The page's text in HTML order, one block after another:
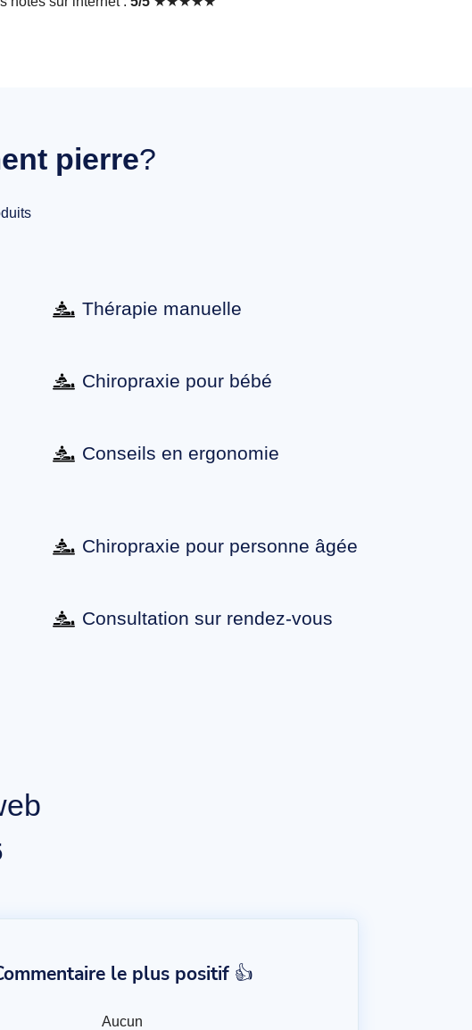
pierre?
Thérapie manuelle
Chiropraxie pour bébé
Conseils en ergonomie
Chiropraxie pour personne âgée
Consultation sur rendez-vous
le plus positif 👍
Aucun